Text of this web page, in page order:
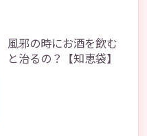
風邪の時にお酒を飲む
と治るの？【知恵袋】